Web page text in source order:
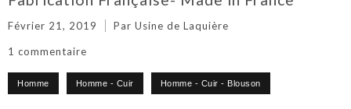
Février 21, 2019 Par Usine de Laquière
1 commentaire